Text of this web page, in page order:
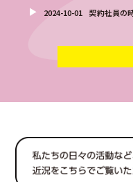
2024-10-01 契約社員の